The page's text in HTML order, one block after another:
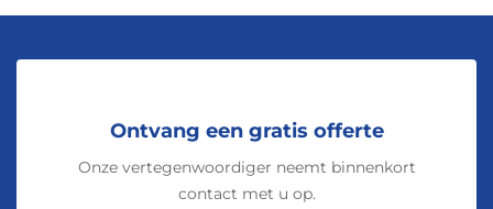
hoofdvoeding van de accu of de stroomrails van
buigtests tonen aan dat CCA-bedrading meestal
bezwijken, terwijl koper onder vergelijkbare
Ontvang een gratis offerte
Onze vertegenwoordiger neemt binnenkort
contact met u op.